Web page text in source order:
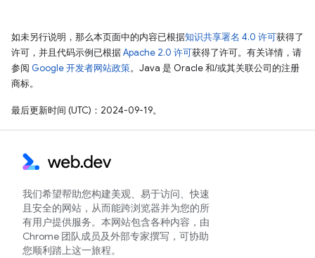
如未另行说明，那么本页面中的内容已根据知识共享署名 4.0 许可获得了
许可，并且代码示例已根据Apache 2.0 许可获得了许可。有关详情，请
参阅 Google 开发者网站政策。Java 是 Oracle 和/或其关联公司的注册
商标。
最后更新时间 (UTC)：2024-09-19。
我们希望帮助您构建美观、易于访问、快速
且安全的网站，从而能跨浏览器并为您的所
有用户提供服务。本网站包含各种内容，由
Chrome 团队成员及外部专家撰写，可协助
您顺利踏上这一旅程。